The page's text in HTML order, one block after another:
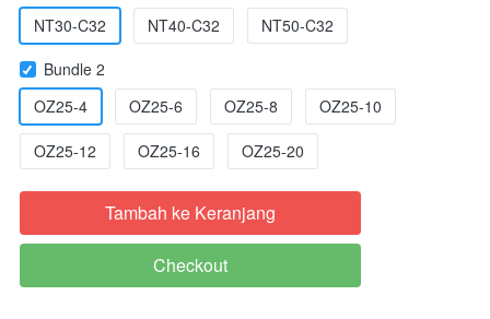
NT30-C32
NT40-C32
NT50-C32
Bundle 2
OZ25-4
OZ25-6 OZ25-8 OZ25-10
OZ25-12 OZ25-16 OZ25-20
`
Tambah ke Keranjang
`
Checkout